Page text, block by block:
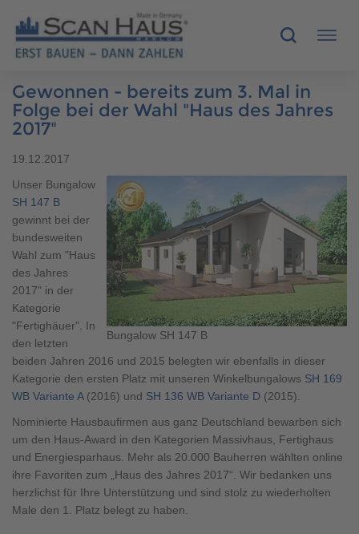
HÄUSER
SCANHAUS-VORTEILE
RUND UMS BAUEN
ÜBER UNS
KONTAKT
Brauchen Sie Hilfe?
038221 4000
MUSTERHAUS FINDEN
Gewonnen - bereits zum 3. Mal in
Folge bei der Wahl "Haus des Jahres
2017"
19.12.2017
Bungalow SH 147 B
Unser Bungalow
SH 147 B
gewinnt bei der
bundesweiten
Wahl zum "Haus
des Jahres
2017" in der
Kategorie
"Fertighäuer". In
den letzten
beiden Jahren 2016 und 2015 belegten wir ebenfalls in dieser
Kategorie den ersten Platz mit unseren Winkelbungalows SH 169
WB Variante A(2016) und SH 136 WB Variante D (2015).
Nominierte Hausbaufirmen aus ganz Deutschland bewarben sich
um den Haus-Award in den Kategorien Massivhaus, Fertighaus
und Energiesparhaus. Mehr als 20.000 Bauherren wählten online
ihre Favoriten zum „Haus des Jahres 2017“. Wir bedanken uns
herzlichst für Ihre Unterstützung und sind stolz zu wiederholten
Male den 1. Platz belegt zu haben.